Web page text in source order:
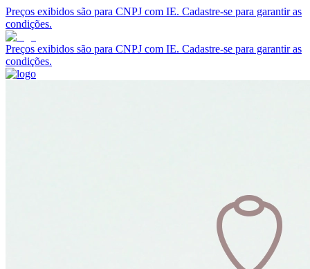
Preços exibidos são para CNPJ com IE. Cadastre-se para garantir as
condições.
Preços exibidos são para CNPJ com IE. Cadastre-se para garantir as
condições.